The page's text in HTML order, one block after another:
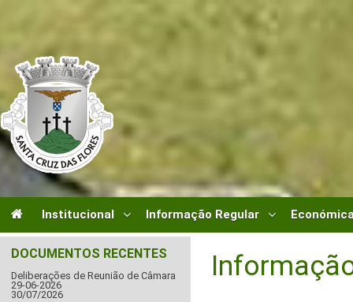
Institucional Informação Regular
DOCUMENTOS RECENTES
Deliberações de Reunião de Câmara
29-06-2026
30/07/2026